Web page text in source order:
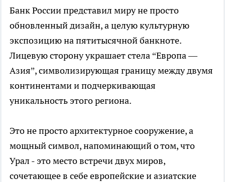
Банк России представил миру не просто
обновленный дизайн, а целую культурную
экспозицию на пятитысячной банкноте.
Лицевую сторону украшает стела “Европа —
Азия”, символизирующая границу между двумя
континентами и подчеркивающая
уникальность этого региона.
Это не просто архитектурное сооружение, а
мощный символ, напоминающий о том, что
Урал - это место встречи двух миров,
сочетающее в себе европейские и азиатские